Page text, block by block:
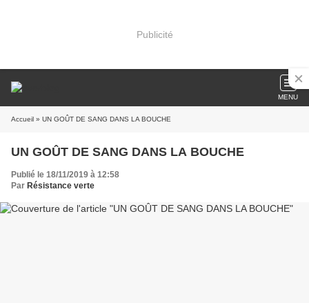
Publicité
MENU
Accueil » UN GOÛT DE SANG DANS LA BOUCHE
UN GOÛT DE SANG DANS LA BOUCHE
Publié le 18/11/2019 à 12:58
Par Résistance verte